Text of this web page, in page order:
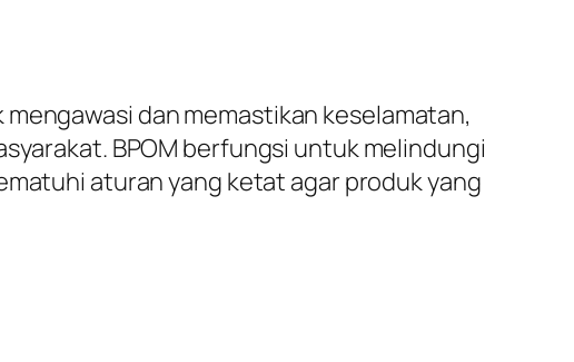
dan memastikan keselamatan,
BPOM berfungsi untuk melindungi
aturan yang ketat agar produk yang